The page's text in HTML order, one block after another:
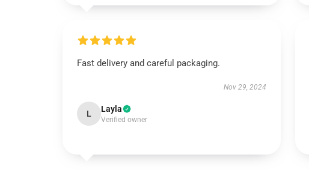
Fast delivery and careful packaging.
Nov 29, 2024
L Layla
Verified owner